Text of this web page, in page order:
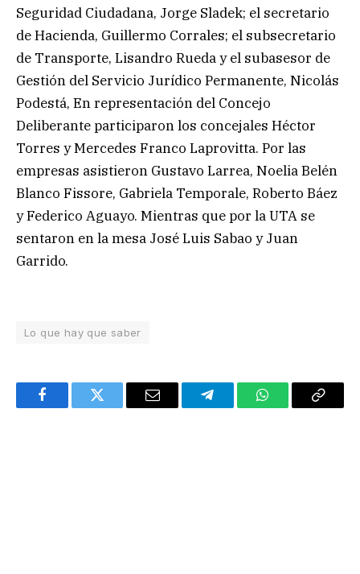
Seguridad Ciudadana, Jorge Sladek; el secretario
de Hacienda, Guillermo Corrales; el subsecretario
de Transporte, Lisandro Rueda y el subasesor de
Gestión del Servicio Jurídico Permanente, Nicolás
Podestá, En representación del Concejo
Deliberante participaron los concejales Héctor
Torres y Mercedes Franco Laprovitta. Por las
empresas asistieron Gustavo Larrea, Noelia Belén
Blanco Fissore, Gabriela Temporale, Roberto Báez
y Federico Aguayo. Mientras que por la UTA se
sentaron en la mesa José Luis Sabao y Juan
Garrido.
Lo que hay que saber
FacebookTwitter Email TelegramWhatsAppCopy